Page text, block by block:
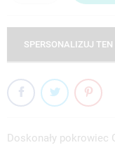
SPERSONALIZUJ TEN
Doskonały pokrowiec